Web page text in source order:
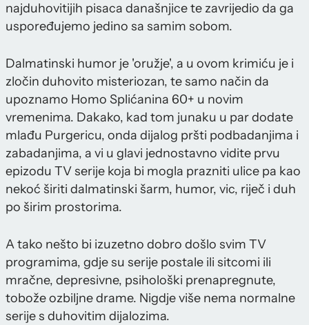
najduhovitijih pisaca današnjice te zavrijedio da ga
uspoređujemo jedino sa samim sobom.
Dalmatinski humor je 'oružje', a u ovom krimiću je i
zločin duhovito misteriozan, te samo način da
upoznamo Homo Splićanina 60+ u novim
vremenima. Dakako, kad tom junaku u par dodate
mlađu Purgericu, onda dijalog pršti podbadanjima i
zabadanjima, a vi u glavi jednostavno vidite prvu
epizodu TV serije koja bi mogla prazniti ulice pa kao
nekoć širiti dalmatinski šarm, humor, vic, riječ i duh
po širim prostorima.
A tako nešto bi izuzetno dobro došlo svim TV
programima, gdje su serije postale ili sitcomi ili
mračne, depresivne, psihološki prenapregnute,
tobože ozbiljne drame. Nigdje više nema normalne
serije s duhovitim dijalozima.